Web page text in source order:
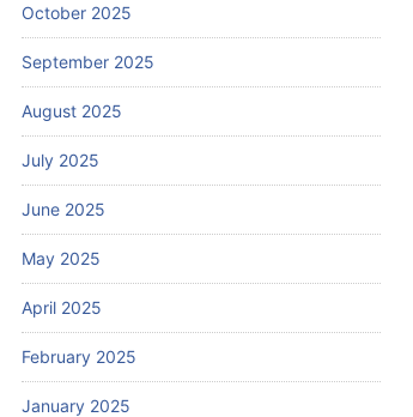
October 2025
September 2025
August 2025
July 2025
June 2025
May 2025
April 2025
February 2025
January 2025